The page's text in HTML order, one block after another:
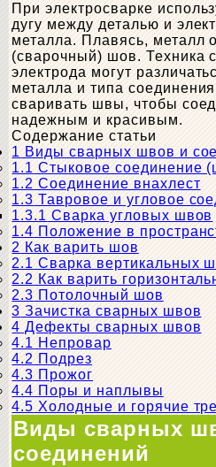
При электросварке
дугу между деталью и
металла. Плавясь, металл
(сварочный) шов. Техника
электрода могут
металла и типа
сваривать швы, чтобы
надежным и красивым.
Содержание статьи
1 Виды сварных швов и
1.1 Стыковое соединение
1.2 Соединение внахлест
1.3 Тавровое и угловое
1.3.1 Сварка угловых швов
1.4 Положение в
2 Как варить шов
2.1 Сварка вертикальных
2.2 Как варить
2.3 Потолочный шов
3 Зачистка сварных швов
4 Дефекты сварных швов
4.1 Непровар
4.2 Подрез
4.3 Прожог
4.4 Поры и наплывы
4.5 Холодные и горячие
Виды сварных
соединений